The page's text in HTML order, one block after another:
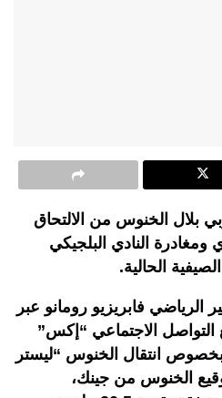
بلال الخنوس من الالتحاق
ومغادرة النادي البلجيكي
الحالية.
فابريزيو رومانو عبر
الاجتماعي “إكس”
بخصوص انتقال الخنوس “ليستر
الخنوس من جينك،